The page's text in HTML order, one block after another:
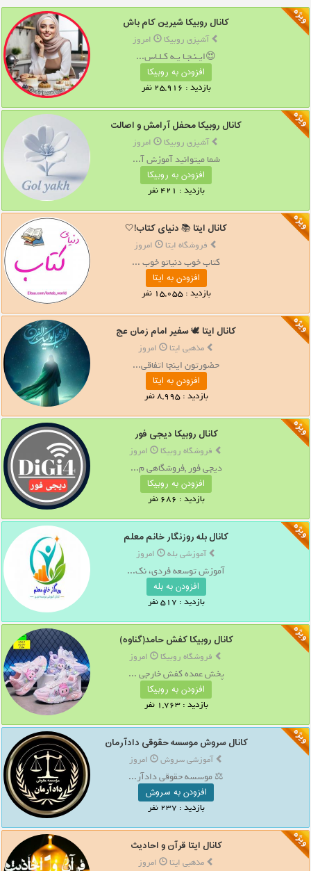
کانال روبیکا شیرین کام باش
آشپزی روبیکا امروز
😍ایـنـجـا یـه کـلـاس...
افزودن به روبیکا
بازدید : 25,916 نفر
کانال روبیکا محفل آرامش و اصالت
آشپزی روبیکا امروز
شما میتوانید آموزش آ...
افزودن به روبیکا
بازدید : 421 نفر
کانال ایتا 📚 دنیای کتاب!🤍
فروشگاه ایتا امروز
کتاب خوب دنیاتو خوب ...
افزودن به ایتا
بازدید : 15,055 نفر
کانال ایتا 🕊 سفیر امام زمان عج
مذهبی ایتا امروز
حضورتون اینجا اتفاقی...
افزودن به ایتا
بازدید : 8,995 نفر
کانال روبیکا دیجی فور
فروشگاه روبیکا امروز
دیجی فور ,فروشگاهی م...
افزودن به روبیکا
بازدید : 686 نفر
کانال بله روزنگار خانم معلم
آموزشی بله امروز
آموزش توسعه فردی، نک...
افزودن به بله
بازدید : 517 نفر
کانال روبیکا کفش حامد(گناوه)
فروشگاه روبیکا امروز
پخش عمده کفش خارجی ...
افزودن به روبیکا
بازدید : 1,763 نفر
کانال سروش موسسه حقوقی دادآرمان
آموزشی سروش امروز
⚖️ موسسه حقوقی دادآر...
افزودن به سروش
بازدید : 237 نفر
کانال ایتا قرآن و احادیث
مذهبی ایتا امروز